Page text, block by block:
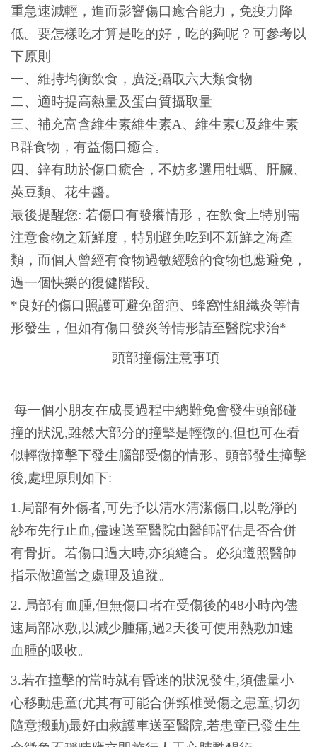
重急速減輕，進而影響傷口癒合能力，免疫力降
低。要怎樣吃才算是吃的好，吃的夠呢？可參考以
下原則
一、維持均衡飲食，廣泛攝取六大類食物
二、適時提高熱量及蛋白質攝取量
三、補充富含維生素維生素A、維生素C及維生素
B群食物，有益傷口癒合。
四、鋅有助於傷口癒合，不妨多選用牡蠣、肝臟、
莢豆類、花生醬。
最後提醒您: 若傷口有發癢情形，在飲食上特別需
注意食物之新鮮度，特別避免吃到不新鮮之海產
類，而個人曾經有食物過敏經驗的食物也應避免，
過一個快樂的復健階段。
*良好的傷口照護可避免留疤、蜂窩性組織炎等情
形發生，但如有傷口發炎等情形請至醫院求治*
頭部撞傷注意事項
每一個小朋友在成長過程中總難免會發生頭部碰
撞的狀況,雖然大部分的撞擊是輕微的,但也可在看
似輕微撞擊下發生腦部受傷的情形。頭部發生撞擊
後,處理原則如下:
1.局部有外傷者,可先予以清水清潔傷口,以乾淨的
紗布先行止血,儘速送至醫院由醫師評估是否合併
有骨折。若傷口過大時,亦須縫合。必須遵照醫師
指示做適當之處理及追蹤。
2. 局部有血腫,但無傷口者在受傷後的48小時內儘
速局部冰敷,以減少腫痛,過2天後可使用熱敷加速
血腫的吸收。
3.若在撞擊的當時就有昏迷的狀況發生,須儘量小
心移動患童(尤其有可能合併頸椎受傷之患童,切勿
隨意搬動)最好由救護車送至醫院,若患童已發生生